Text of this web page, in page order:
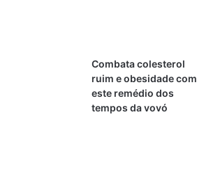
Combata colesterol
ruim e obesidade com
este remédio dos
tempos da vovó